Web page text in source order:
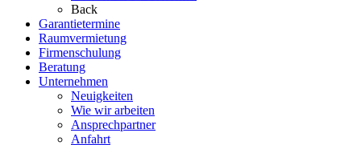
Back
Garantietermine
Raumvermietung
Firmenschulung
Beratung
Unternehmen
Neuigkeiten
Wie wir arbeiten
Ansprechpartner
Anfahrt